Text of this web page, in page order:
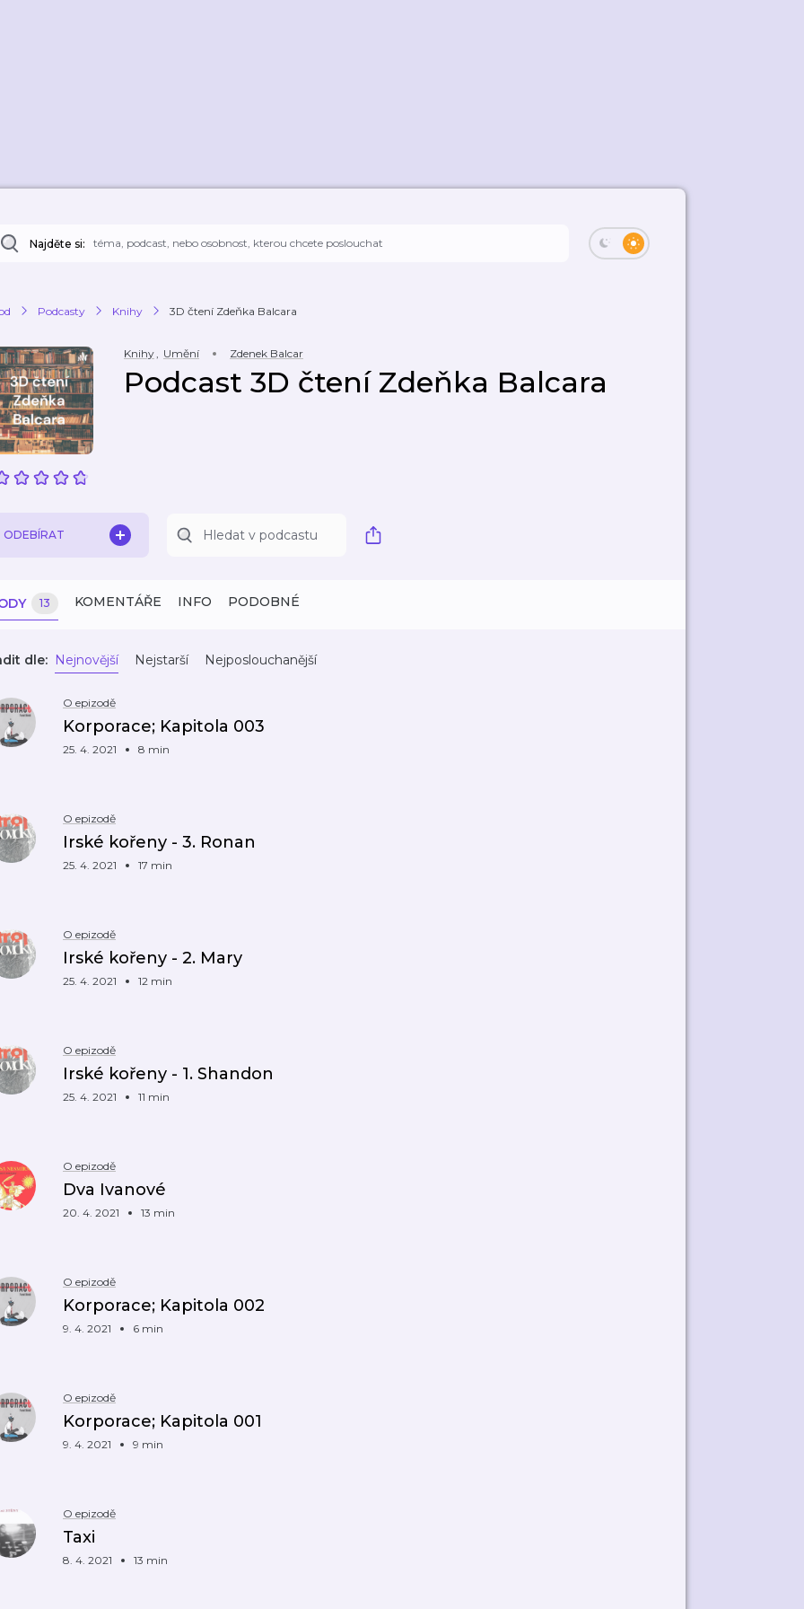
Najděte si:
Podcasty Knihy 3D čtení Zdeňka Balcara
Knihy, Umění Zdenek Balcar
Podcast 3D čtení Zdeňka Balcara
ODEBÍRAT
13 KOMENTÁŘE INFO PODOBNÉ
dle: Nejnovější Nejstarší Nejposlouchanější
O epizodě
Korporace; Kapitola 003
25. 4. 2021 8 min
O epizodě
Irské kořeny - 3. Ronan
25. 4. 2021 17 min
O epizodě
Irské kořeny - 2. Mary
25. 4. 2021 12 min
O epizodě
Irské kořeny - 1. Shandon
25. 4. 2021 11 min
O epizodě
Dva Ivanové
20. 4. 2021 13 min
O epizodě
Korporace; Kapitola 002
9. 4. 2021 6 min
O epizodě
Korporace; Kapitola 001
9. 4. 2021 9 min
O epizodě
Taxi
8. 4. 2021 13 min